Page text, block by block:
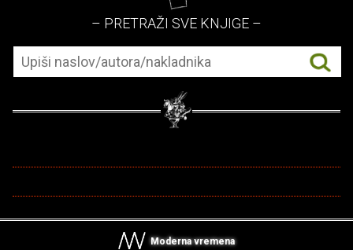
– PRETRAŽI SVE KNJIGE –
Moderna vremena